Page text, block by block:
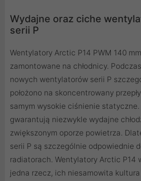
Wydajne oraz ciche
serii P
Wentylatory Arctic P14 PWM 140
zamontowane na chłodnicy.
nowych wentylatorów serii P
położono na skoncentrowany
samym wysokie ciśnienie
gwarantują niezwykle wydajne
zwiększonym oporze powietrza.
serii P są szczególnie odpowiednie
radiatorach. Wentylatory Arctic P14
jedna rzecz, ich niesamowita